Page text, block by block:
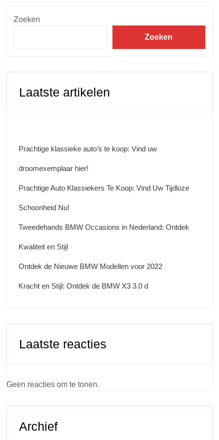
Zoeken
Zoeken
Laatste artikelen
Prachtige klassieke auto’s te koop: Vind uw
droomexemplaar hier!
Prachtige Auto Klassiekers Te Koop: Vind Uw Tijdloze
Schoonheid Nu!
Tweedehands BMW Occasions in Nederland: Ontdek
Kwaliteit en Stijl
Ontdek de Nieuwe BMW Modellen voor 2022
Kracht en Stijl: Ontdek de BMW X3 3.0 d
Laatste reacties
Geen reacties om te tonen.
Archief